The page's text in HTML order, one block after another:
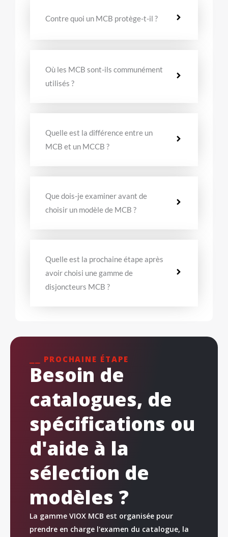
Contre quoi un MCB protège-t-il ?
Où les MCB sont-ils communément
utilisés ?
Quelle est la différence entre un
MCB et un MCCB ?
Que dois-je examiner avant de
choisir un modèle de MCB ?
Quelle est la prochaine étape après
avoir choisi une gamme de
disjoncteurs MCB ?
⎯⎯ PROCHAINE ÉTAPE
Besoin de
catalogues, de
spécifications ou
d'aide à la
sélection de
modèles ?
La gamme VIOX MCB est organisée pour
prendre en charge l'examen du catalogue, la